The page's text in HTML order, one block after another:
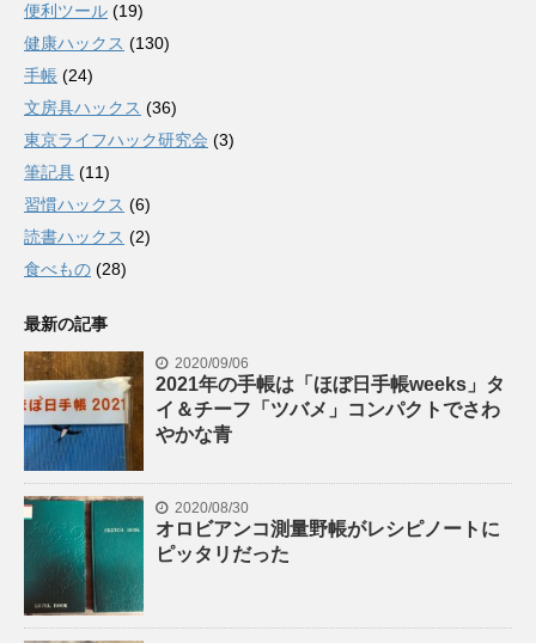
便利ツール (19)
健康ハックス (130)
手帳 (24)
文房具ハックス (36)
東京ライフハック研究会 (3)
筆記具 (11)
習慣ハックス (6)
読書ハックス (2)
食べもの (28)
最新の記事
2020/09/06
2021年の手帳は「ほぼ日手帳weeks」タ
イ＆チーフ「ツバメ」コンパクトでさわ
やかな青
2020/08/30
オロビアンコ測量野帳がレシピノートに
ピッタリだった